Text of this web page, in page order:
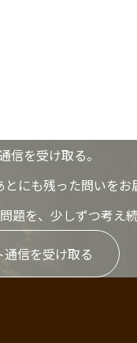
信を受け取る。
にも残った問いをお
を、少しずつ考え
信を受け取る